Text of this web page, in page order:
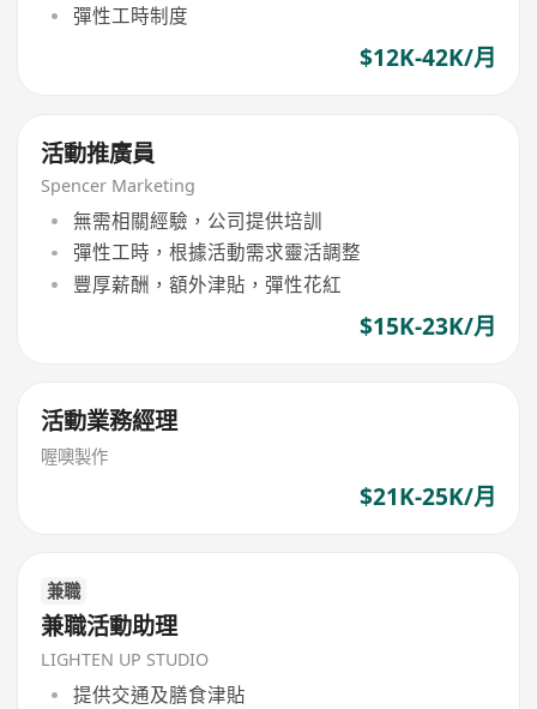
彈性工時制度
$12K-42K/月
活動推廣員
Spencer Marketing
無需相關經驗，公司提供培訓
彈性工時，根據活動需求靈活調整
豐厚薪酬，額外津貼，彈性花紅
$15K-23K/月
活動業務經理
喔噢製作
$21K-25K/月
兼職
兼職活動助理
LIGHTEN UP STUDIO
提供交通及膳食津貼